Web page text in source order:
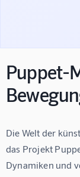
Puppet-
Die Welt der
das Projekt
Dynamiken und